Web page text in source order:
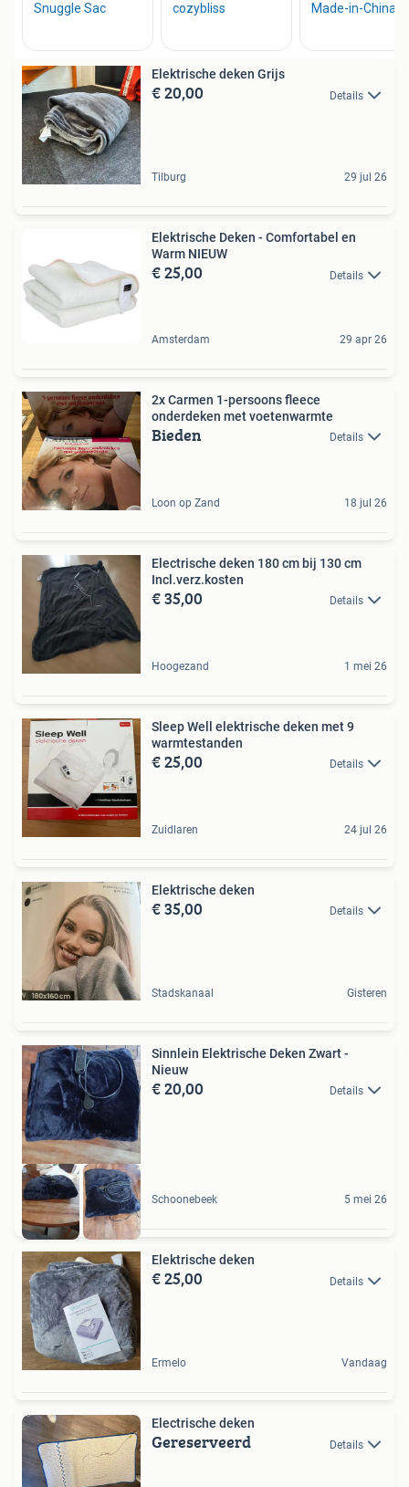
Elektrische deken Grijs
€ 20,00 Details
Tilburg 29 jul 26
Elektrische Deken - Comfortabel en
Warm NIEUW
€ 25,00 Details
Amsterdam 29 apr 26
2x Carmen 1-persoons fleece
onderdeken met voetenwarmte
Bieden Details
Loon op Zand 18 jul 26
Electrische deken 180 cm bij 130 cm
Incl.verz.kosten
€ 35,00 Details
Hoogezand 1 mei 26
Sleep Well elektrische deken met 9
warmtestanden
€ 25,00 Details
Zuidlaren 24 jul 26
Elektrische deken
€ 35,00 Details
Stadskanaal Gisteren
Sinnlein Elektrische Deken Zwart -
Nieuw
€ 20,00 Details
Schoonebeek 5 mei 26
Elektrische deken
€ 25,00 Details
Ermelo Vandaag
Electrische deken
Gereserveerd Details